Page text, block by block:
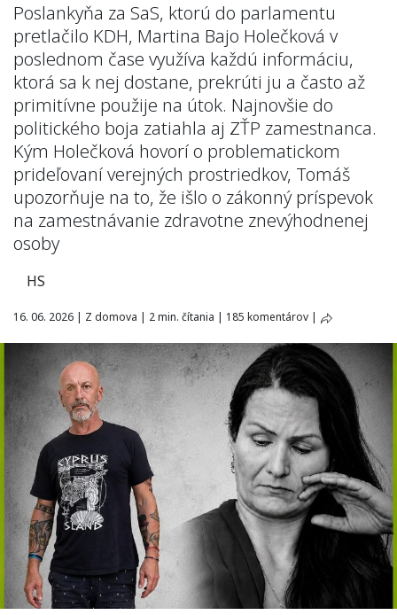
Poslankyňa za SaS, ktorú do parlamentu
pretlačilo KDH, Martina Bajo Holečková v
poslednom čase využíva každú informáciu,
ktorá sa k nej dostane, prekrúti ju a často až
primitívne použije na útok. Najnovšie do
politického boja zatiahla aj ZŤP zamestnanca.
Kým Holečková hovorí o problematickom
prideľovaní verejných prostriedkov, Tomáš
upozorňuje na to, že išlo o zákonný príspevok
na zamestnávanie zdravotne znevýhodnenej
osoby
HS
16. 06. 2026 | Z domova | 2 min. čítania | 185 komentárov |